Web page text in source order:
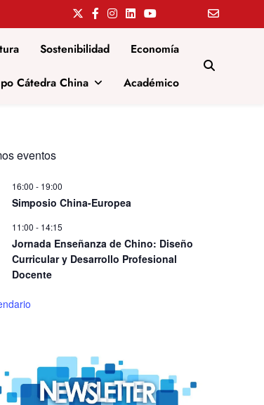
Sostenibilidad Economía
Cátedra China Académico
eventos
16:00 - 19:00
Simposio China-Europea
11:00 - 14:15
Jornada Enseñanza de Chino: Diseño
Curricular y Desarrollo Profesional
Docente